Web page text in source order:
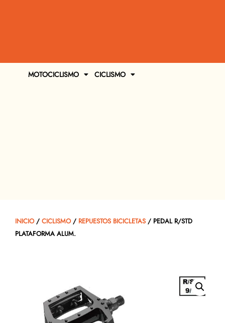
MOTOCICLISMO CICLISMO
INICIO/ CICLISMO/ REPUESTOS BICICLETAS / PEDAL R/STD
PLATAFORMA ALUM.